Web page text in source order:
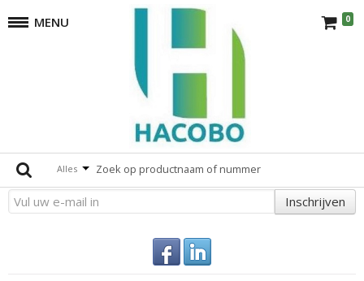
MENU 0
Alles
Lockers
Er zijn geen producten die overeenkomen met de selectie.
Altijd op de hoogte
Inschrijven